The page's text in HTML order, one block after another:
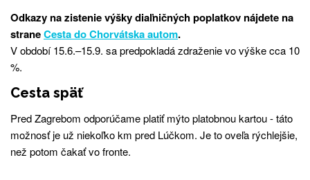
Odkazy na zistenie výšky diaľničných poplatkov nájdete na
straneCesta do Chorvátska autom.
V období 15.6.–15.9. sa predpokladá zdraženie vo výške cca 10
%.
Cesta späť
Pred Zagrebom odporúčame platiť mýto platobnou kartou - táto
možnosť je už niekoľko km pred Lúčkom. Je to oveľa rýchlejšie,
než potom čakať vo fronte.